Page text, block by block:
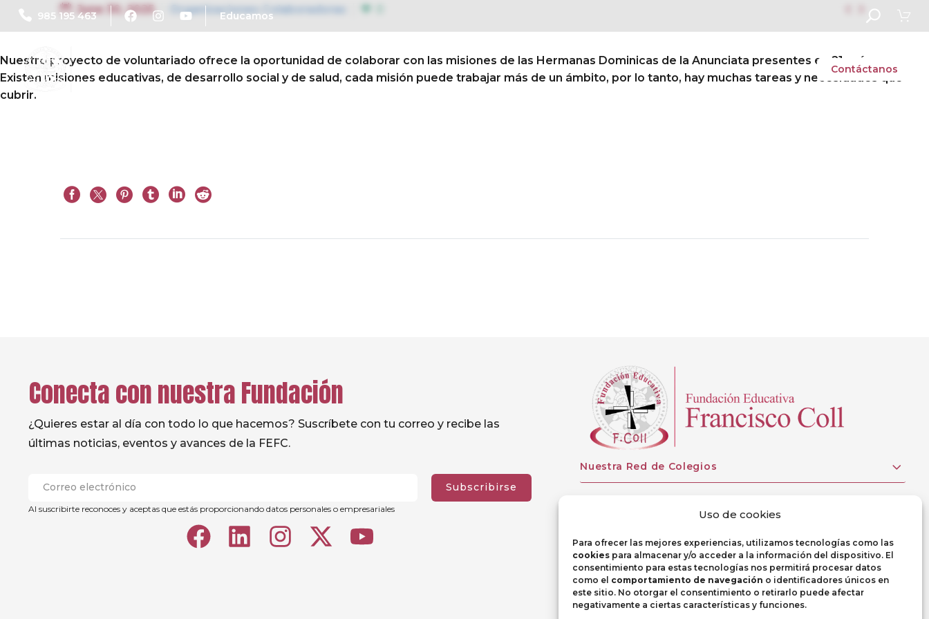
Uso de cookies
Para ofrecer las mejores experiencias, utilizamos tecnologías como las
cookies para almacenar y/o acceder a la información del dispositivo. El
consentimiento para estas tecnologías nos permitirá procesar datos
como el comportamiento de navegación o identificadores únicos en
este sitio. No otorgar el consentimiento o retirarlo puede afectar
negativamente a ciertas características y funciones.
985 195 463 Educamos
Admisiones Contáctanos
June 30, 2025 Organizaciones Colaboradoras
Nuestro proyecto de voluntariado ofrece la oportunidad de colaborar con las misiones de las Hermanas Dominicas de la Anunciata presentes en 21 países.
Existen misiones educativas, de desarrollo social y de salud, cada misión puede trabajar más de un ámbito, por lo tanto, hay muchas tareas y necesidades que
cubrir.
Conecta con nuestra Fundación
¿Quieres estar al día con todo lo que hacemos? Suscríbete con tu correo y recibe las
últimas noticias, eventos y avances de la FEFC.
Subscribirse
Al suscribirte reconoces y aceptas que estás proporcionando datos personales o empresariales
Nuestra Red de Colegios